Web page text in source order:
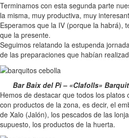
Terminamos con esta segunda parte
la misma, muy productiva, muy
Esperamos que la IV (porque la habrá),
que la presente.
Seguimos relatando la estupenda
de las preparaciones que habían
Bar Baix del Pi – «Clafolls»
Hemos de destacar que todos los
con productos de la zona, es decir, el
de Xalo (Jalón), los pescados de las
supuesto, los productos de la huerta.